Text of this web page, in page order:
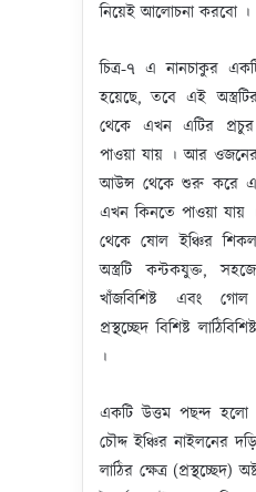
নিয়েই আলোচনা করবো ।
চিত্র-৭ এ নানচাকুর
হয়েছে, তবে এই
থেকে এখন এটির
পাওয়া যায় । আর
আউন্স থেকে শুরু করে
এখন কিনতে পাওয়া যায় ।
থেকে ষোল ইঞ্চির
অস্ত্রটি কন্টকযুক্ত,
খাঁজবিশিষ্ট এবং গোল
প্রস্থচ্ছেদ বিশিষ্ট
।
একটি উত্তম পছন্দ হলো
চৌদ্দ ইঞ্চির নাইলনের
লাঠির ক্ষেত্র (প্রস্থচ্ছেদ)